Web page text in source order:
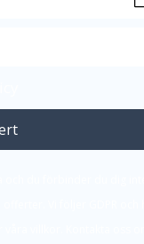
villkor. Kontakta oss om